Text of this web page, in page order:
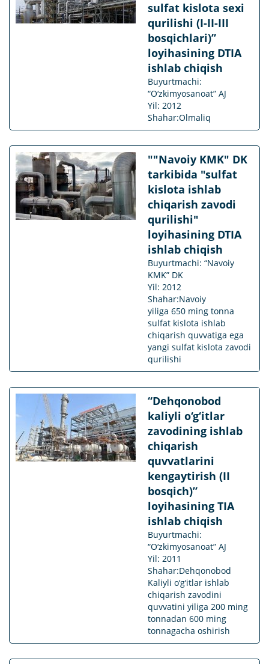
sulfat kislota sexi
qurilishi (I-II-III
bosqichlari)”
loyihasining DTIA
ishlab chiqish
Buyurtmachi:
“O‘zkimyosanoat” AJ
Yil: 2012
Shahar:Olmaliq
""Navoiy KMK" DK
tarkibida "sulfat
kislota ishlab
chiqarish zavodi
qurilishi"
loyihasining DTIA
ishlab chiqish
Buyurtmachi: “Navoiy
KMK” DK
Yil: 2012
Shahar:Navoiy
yiliga 650 ming tonna
sulfat kislota ishlab
chiqarish quvvatiga ega
yangi sulfat kislota zavodi
qurilishi
“Dehqonobod
kaliyli o‘g‘itlar
zavodining ishlab
chiqarish
quvvatlarini
kengaytirish (II
bosqich)”
loyihasining TIA
ishlab chiqish
Buyurtmachi:
“O‘zkimyosanoat” AJ
Yil: 2011
Shahar:Dehqonobod
Kaliyli o‘g‘itlar ishlab
chiqarish zavodini
quvvatini yiliga 200 ming
tonnadan 600 ming
tonnagacha oshirish